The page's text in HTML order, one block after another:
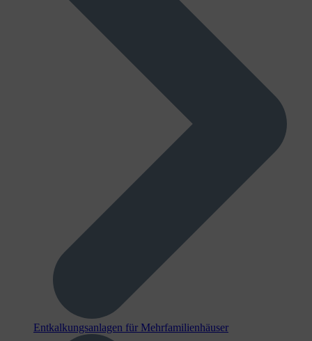
Entkalkungsanlagen für Mehrfamilienhäuser